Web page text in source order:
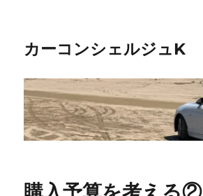
カーコンシェルジュK